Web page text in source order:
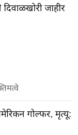
जाहीर
गोल्फर, मृत्यू: